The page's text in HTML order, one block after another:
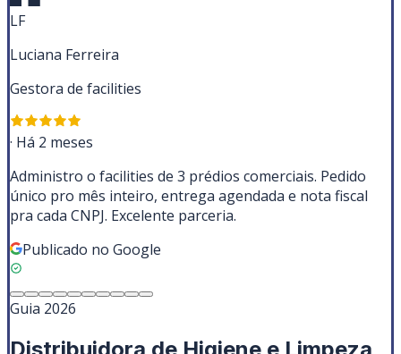
LF
Luciana Ferreira
Gestora de facilities
· Há 2 meses
Administro o facilities de 3 prédios comerciais. Pedido
único pro mês inteiro, entrega agendada e nota fiscal
pra cada CNPJ. Excelente parceria.
Publicado no Google
Guia 2026